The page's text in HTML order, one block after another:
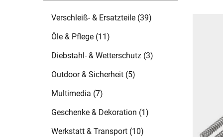
Verschleiß- & Ersatzteile (39)
Öle & Pflege (11)
Diebstahl- & Wetterschutz (3)
Outdoor & Sicherheit (5)
Multimedia (7)
Geschenke & Dekoration (1)
Werkstatt & Transport (10)